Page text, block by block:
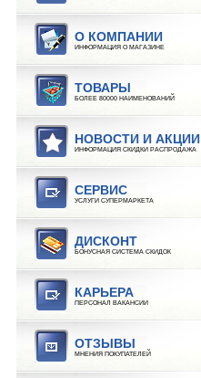
О КОМПАНИИ
ИНФОРМАЦИЯ О МАГАЗИНЕ
ТОВАРЫ
БОЛЕЕ 80000 НАИМЕНОВАНИЙ
НОВОСТИ И АКЦИИ
ИНФОРМАЦИЯ СКИДКИ РАСПРОДАЖА
СЕРВИС
УСЛУГИ СУПЕРМАРКЕТА
ДИСКОНТ
БОНУСНАЯ СИСТЕМА СКИДОК
КАРЬЕРА
ПЕРСОНАЛ ВАКАНСИИ
ОТЗЫВЫ
МНЕНИЯ ПОКУПАТЕЛЕЙ